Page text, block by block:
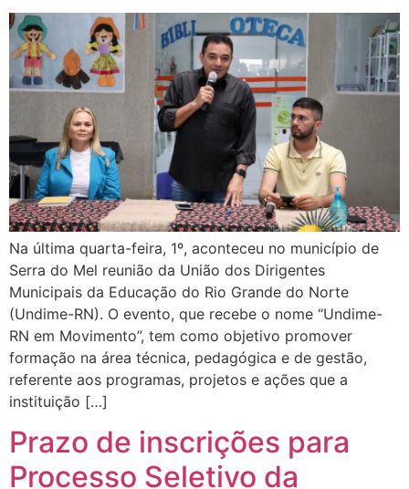
Na última quarta-feira, 1º, aconteceu no município de
Serra do Mel reunião da União dos Dirigentes
Municipais da Educação do Rio Grande do Norte
(Undime-RN). O evento, que recebe o nome “Undime-
RN em Movimento”, tem como objetivo promover
formação na área técnica, pedagógica e de gestão,
referente aos programas, projetos e ações que a
instituição […]
Prazo de inscrições para
Processo Seletivo da